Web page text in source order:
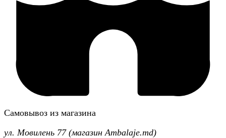
Самовывоз из магазина
ул. Мовилень 77 (магазин Ambalaje.md)